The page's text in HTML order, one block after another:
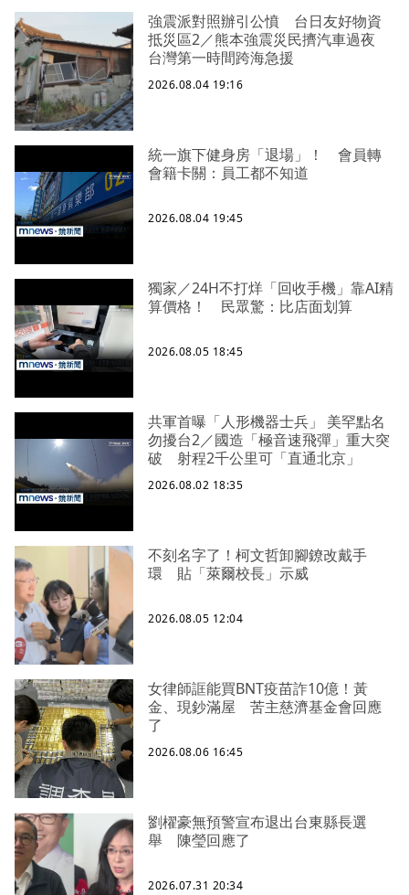
強震派對照辦引公憤 台日友好物資
抵災區2／熊本強震災民擠汽車過夜
台灣第一時間跨海急援
2026.08.04 19:16
統一旗下健身房「退場」！ 會員轉
會籍卡關：員工都不知道
2026.08.04 19:45
獨家／24H不打烊「回收手機」靠AI精
算價格！ 民眾驚：比店面划算
2026.08.05 18:45
共軍首曝「人形機器士兵」 美罕點名
勿擾台2／國造「極音速飛彈」重大突
破 射程2千公里可「直通北京」
2026.08.02 18:35
不刻名字了！柯文哲卸腳鐐改戴手
環 貼「萊爾校長」示威
2026.08.05 12:04
女律師誆能買BNT疫苗詐10億！黃
金、現鈔滿屋 苦主慈濟基金會回應
了
2026.08.06 16:45
劉櫂豪無預警宣布退出台東縣長選
舉 陳瑩回應了
2026.07.31 20:34